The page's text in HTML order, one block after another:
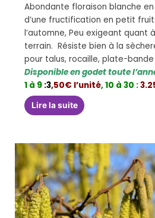
Abondante floraison blanche
d’une fructification en petit
l’automne, Peu exigeant quant
terrain. Résiste bien à la
pour talus, rocaille, plate-bande
Disponible en godet toute
1 à 9 :3,50€ l’unité,10 à 30 :
Lire la suite